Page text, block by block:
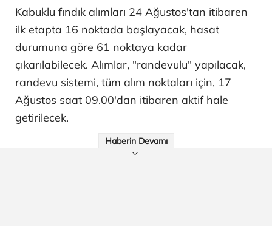
Kabuklu fındık alımları 24 Ağustos'tan itibaren
ilk etapta 16 noktada başlayacak, hasat
durumuna göre 61 noktaya kadar
çıkarılabilecek. Alımlar, "randevulu" yapılacak,
randevu sistemi, tüm alım noktaları için, 17
Ağustos saat 09.00'dan itibaren aktif hale
getirilecek.
Haberin Devamı